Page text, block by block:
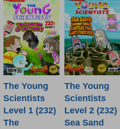
The Young
Scientists
Level 1 (232)
The
The Young
Scientists
Level 2 (232)
Sea Sand